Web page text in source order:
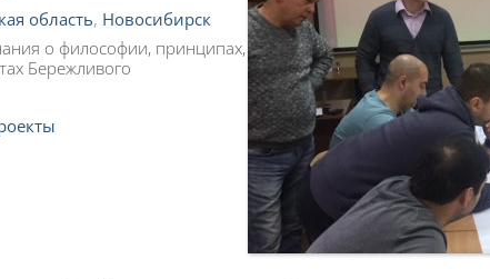
область, Новосибирск
о философии, принципах,
Бережливого